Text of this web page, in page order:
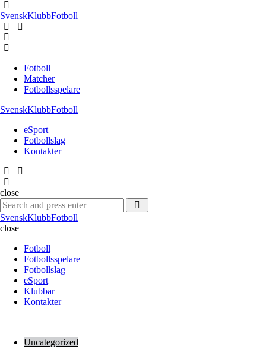
SvenskKlubbFotboll
Fotboll
Matcher
Fotbollsspelare
SvenskKlubbFotboll
eSport
Fotbollslag
Kontakter
close
Search
for:
SvenskKlubbFotboll
close
Fotboll
Fotbollsspelare
Fotbollslag
eSport
Klubbar
Kontakter
Uncategorized